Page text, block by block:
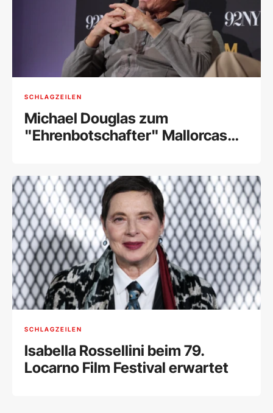
SCHLAGZEILEN
Michael Douglas zum
"Ehrenbotschafter" Mallorcas
SCHLAGZEILEN
Isabella Rossellini beim 79.
Locarno Film Festival erwartet